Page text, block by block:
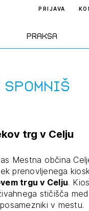
Praksa
PRIJAVA
Zakonodaja
Opravljanje
dejavnosti
spomniš
trg v Celju
Mestna občina
prenovljenega
trgu v Celju.
stičišča
v mestu.